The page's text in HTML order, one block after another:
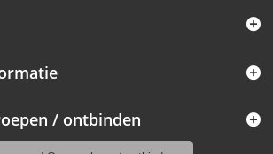
/ ontbinden